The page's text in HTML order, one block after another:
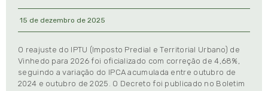
15 de dezembro de 2025
O reajuste do IPTU (Imposto Predial e Territorial Urbano) de
Vinhedo para 2026 foi oficializado com correção de 4,68%,
seguindo a variação do IPCA acumulada entre outubro de
2024 e outubro de 2025. O Decreto foi publicado no Boletim